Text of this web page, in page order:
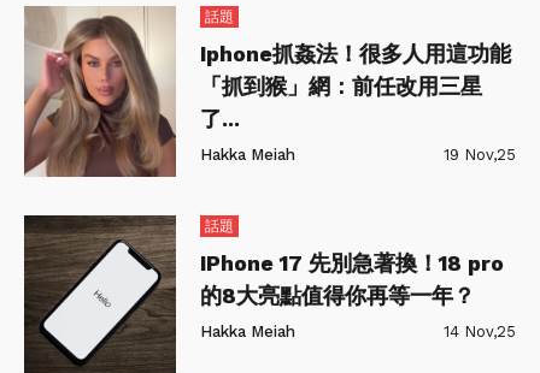
話題
Iphone抓姦法！很多人用這功能
「抓到猴」網：前任改用三星
了...
Hakka Meiah 19 Nov,25
話題
IPhone 17 先別急著換！18 pro
的8大亮點值得你再等一年？
Hakka Meiah 14 Nov,25